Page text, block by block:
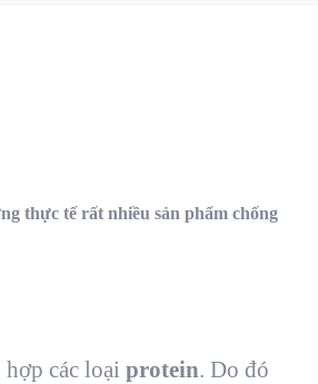
thực tế rất nhiều sản phẩm chống
các loại protein. Do đó